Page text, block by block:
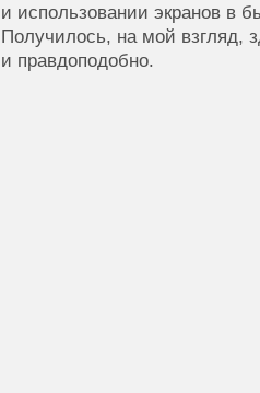
и использовании экранов в
Получилось, на мой взгляд,
и правдоподобно.